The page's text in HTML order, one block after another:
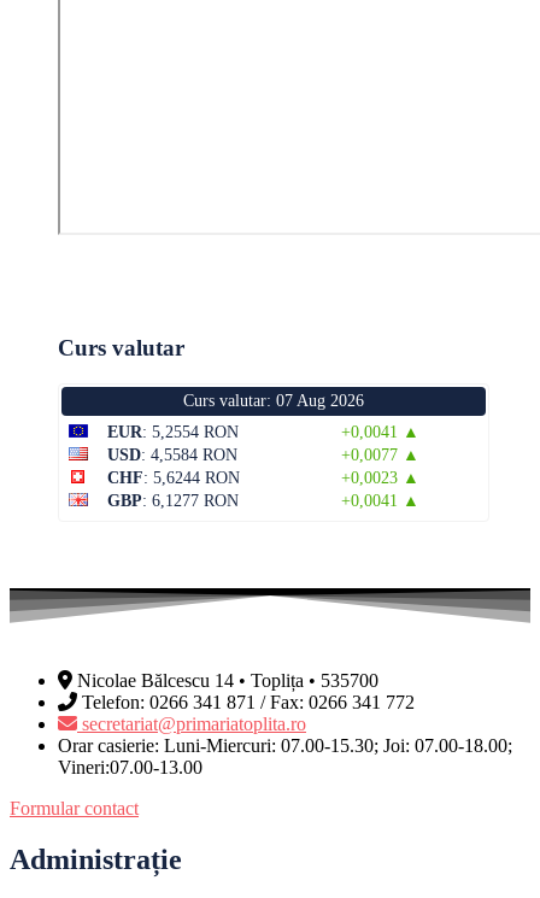
Curs valutar
Curs valutar: 07 Aug 2026
EUR: 5,2554 RON
+0,0041 ▲
USD: 4,5584 RON
+0,0077 ▲
CHF: 5,6244 RON
+0,0023 ▲
GBP: 6,1277 RON +0,0041 ▲
Nicolae Bălcescu 14 • Toplița • 535700
Telefon: 0266 341 871 / Fax: 0266 341 772
secretariat@primariatoplita.ro
Orar casierie: Luni-Miercuri: 07.00-15.30; Joi: 07.00-18.00;
Vineri:07.00-13.00
Formular contact
Administrație